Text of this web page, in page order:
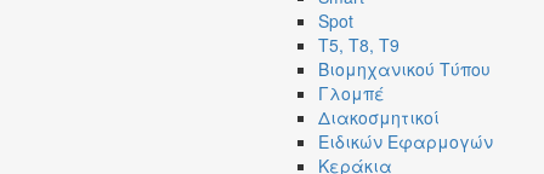
Spot
T5, T8, T9
Βιομηχανικού Τύπου
Γλομπέ
Διακοσμητικοί
Ειδικών Εφαρμογών
Κεράκια